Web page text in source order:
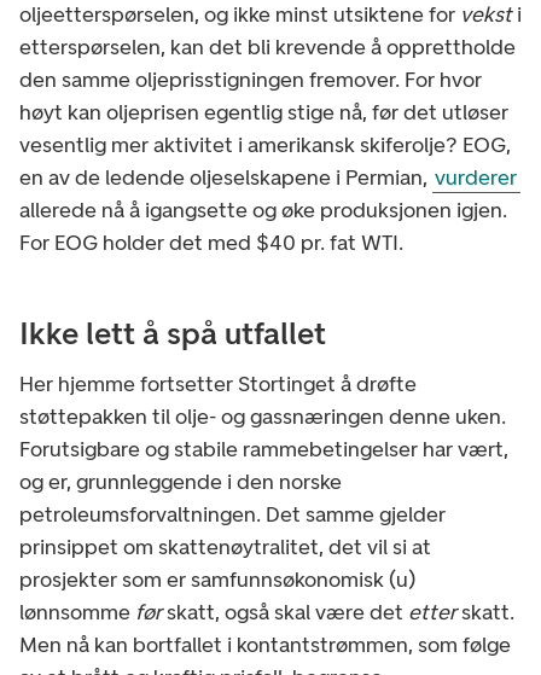
oljeetterspørselen, og ikke minst utsiktene for veksti
etterspørselen, kan det bli krevende å opprettholde
den samme oljeprisstigningen fremover. For hvor
høyt kan oljeprisen egentlig stige nå, før det utløser
vesentlig mer aktivitet i amerikansk skiferolje? EOG,
en av de ledende oljeselskapene i Permian, vurderer
allerede nå å igangsette og øke produksjonen igjen.
For EOG holder det med $40 pr. fat WTI.
Ikke lett å spå utfallet
Her hjemme fortsetter Stortinget å drøfte
støttepakken til olje- og gassnæringen denne uken.
Forutsigbare og stabile rammebetingelser har vært,
og er, grunnleggende i den norske
petroleumsforvaltningen. Det samme gjelder
prinsippet om skattenøytralitet, det vil si at
prosjekter som er samfunnsøkonomisk (u)
lønnsomme førskatt, også skal være det etterskatt.
Men nå kan bortfallet i kontantstrømmen, som følge